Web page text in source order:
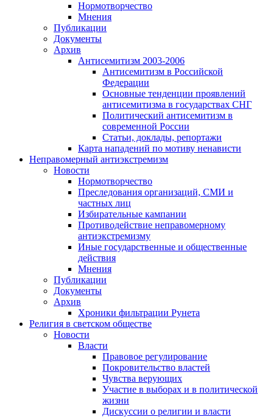
Нормотворчество
Мнения
Публикации
Документы
Архив
Антисемитизм 2003-2006
Антисемитизм в Российской
Федерации
Основные тенденции проявлений
антисемитизма в государствах СНГ
Политический антисемитизм в
современной России
Статьи, доклады, репортажи
Карта нападений по мотиву ненависти
Неправомерный антиэкстремизм
Новости
Нормотворчество
Преследования организаций, СМИ и
частных лиц
Избирательные кампании
Противодействие неправомерному
антиэкстремизму
Иные государственные и общественные
действия
Мнения
Публикации
Документы
Архив
Хроники фильтрации Рунета
Религия в светском обществе
Новости
Власти
Правовое регулирование
Покровительство властей
Чувства верующих
Участие в выборах и в политической
жизни
Дискуссии о религии и власти